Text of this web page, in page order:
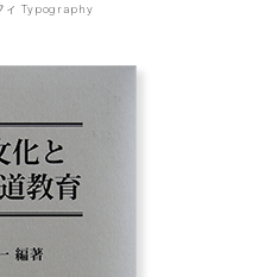
ィ Typography